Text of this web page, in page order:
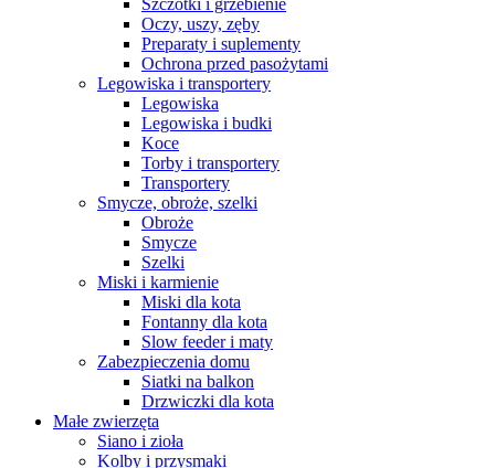
Szczotki i grzebienie
Oczy, uszy, zęby
Preparaty i suplementy
Ochrona przed pasożytami
Legowiska i transportery
Legowiska
Legowiska i budki
Koce
Torby i transportery
Transportery
Smycze, obroże, szelki
Obroże
Smycze
Szelki
Miski i karmienie
Miski dla kota
Fontanny dla kota
Slow feeder i maty
Zabezpieczenia domu
Siatki na balkon
Drzwiczki dla kota
Małe zwierzęta
Siano i zioła
Kolby i przysmaki